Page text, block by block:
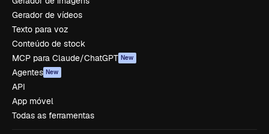
Gerador de vídeos
Texto para voz
Conteúdo de stock
MCP para Claude/ChatGPT New
Agentes New
API
App móvel
Todas as ferramentas